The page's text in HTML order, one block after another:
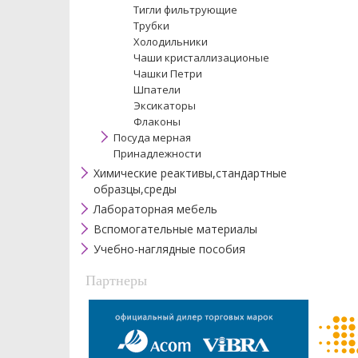
Тигли фильтрующие
Трубки
Холодильники
Чаши кристаллизационые
Чашки Петри
Шпатели
Эксикаторы
Флаконы
Посуда мерная
Принадлежности
Химические реактивы,стандартные
образцы,среды
Лабораторная мебель
Вспомогательные материалы
Учебно-наглядные пособия
Партнеры